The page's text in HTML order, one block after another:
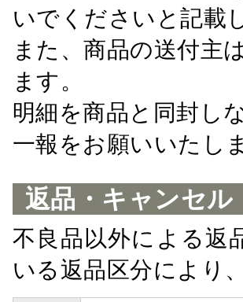
いでくださいと記載
また、商品の送付主
ます。
明細を商品と同封し
一報をお願いいたし
返品・キャンセル
不良品以外による返
いる返品区分により